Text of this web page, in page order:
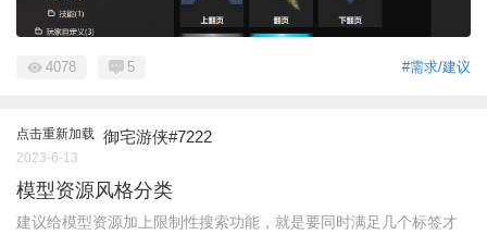
#需求/建议
4078 5
点击重新加载 御宅游侠#7222
2023-6-13
模型资源风格分类
建议给模型资源加上限制性搜索功能，就是要同时满足几个标签才